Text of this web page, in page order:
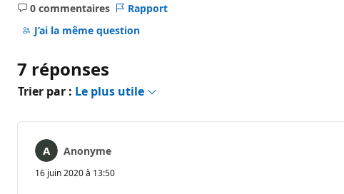
0 commentaires
Aucun
commentaire
Rapport
J’ai la même question
7 réponses
Trier par : Le plus utile
Anonyme
16 juin 2020 à 13:50